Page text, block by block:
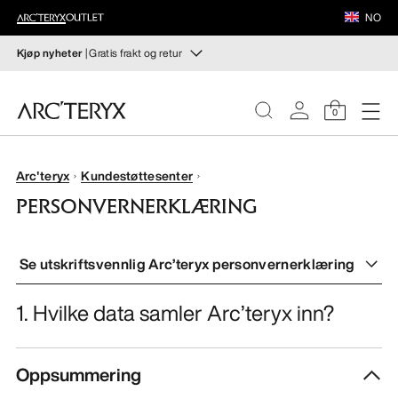
NO
Kjøp nyheter| Gratis frakt og retur
Sjekk nyhetene som gir deg høy bevegelighet og
temperaturregulering til høstens hiking- og klatring.
Til dame Til herre
Gratis retur
30 dager.Start en gratis retur.
0
DAME
FOTTØY
UTSTYR
VEILANCE
UTSTYR
VEILANCE
Arc'teryx Kundestøttesenter
PERSONVERNERKLÆRING
Se utskriftsvennlig Arc’teryx personvernerklæring
1. Hvilke data samler Arc’teryx inn?
Oppsummering